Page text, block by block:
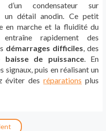
condensateur sur
un détail anodin. Ce petit
en marche et la fluidité du
rapidement des
démarrages difficiles, des
baisse de puissance. En
signaux, puis en réalisant un
éviter des réparations plus